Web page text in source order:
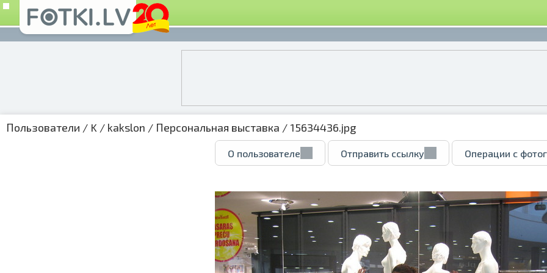
Пользователи / K / kakslon / Персональная выставка / 15634436.jpg
О пользователе Отправить ссылку Операции с